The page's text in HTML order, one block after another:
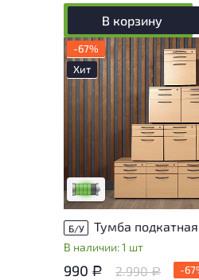
В корзину
-67%
Хит
У товара присутствуют
следы эксплуатации, не
удобство его
Низкая степень износа
Б/У
В наличии: 1 шт
990 Р 2.990Р
-